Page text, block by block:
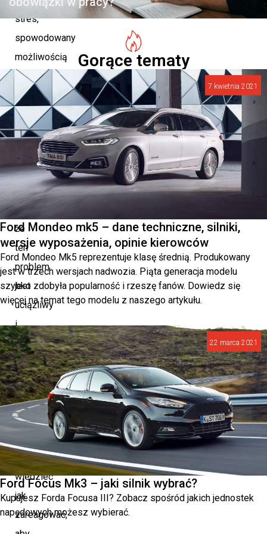
stres,
spowodowany
możliwością
spóźnienia
się
do
pracy.
względu
na
to,
że
ten
problem
jest
uciążliwy
i
może
się
często
powtarzać
zimową
powinniśmy
wiedzieć
jak
zareagować,
Gorące tematy
7 kwietnia 2021
Ford Mondeo mk5 – dane techniczne, silniki,
wersje wyposażenia, opinie kierowców
Ford Mondeo Mk5 reprezentuje klasę średnią. Produkowany
jest w trzech wersjach nadwozia. Piąta generacja modelu
szybko zdobyła popularność i rzeszę fanów. Dowiedz się
więcej na temat tego modelu z naszego artykułu.
22 marca 2021
Ford Focus Mk3 – jaki silnik wybrać?
Kupujesz Forda Focusa III? Zobacz spośród jakich jednostek
napędowych możesz wybierać.